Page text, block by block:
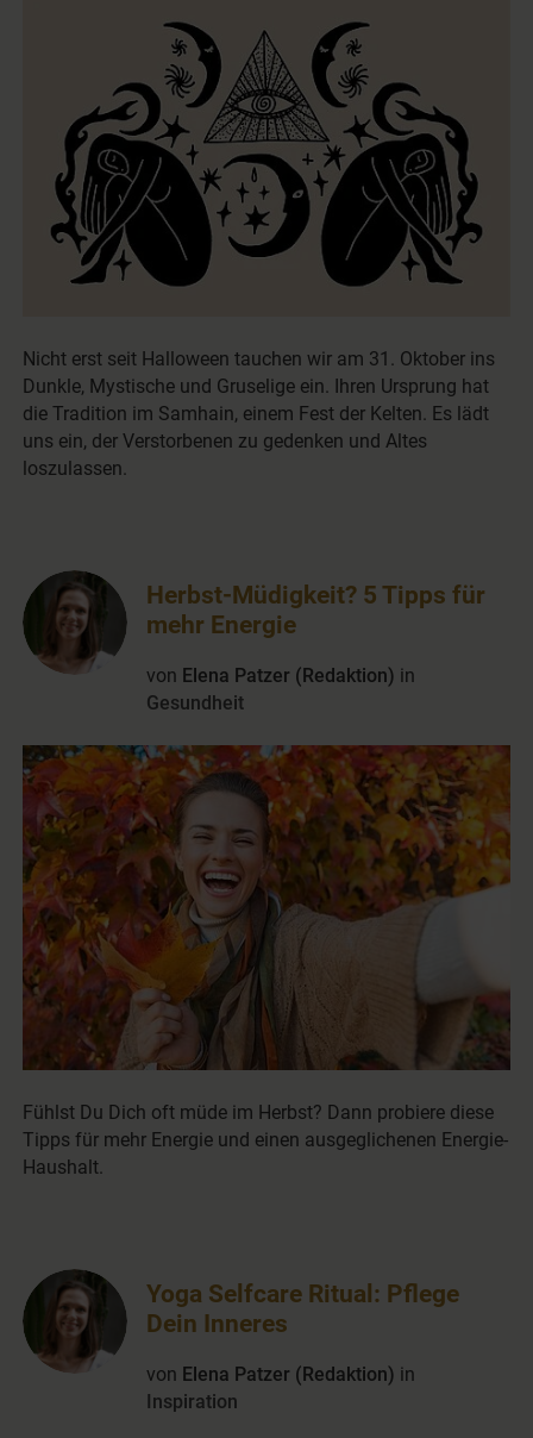
Nicht erst seit Halloween tauchen wir am 31. Oktober ins
Dunkle, Mystische und Gruselige ein. Ihren Ursprung hat
die Tradition im Samhain, einem Fest der Kelten. Es lädt
uns ein, der Verstorbenen zu gedenken und Altes
loszulassen.
Fühlst Du Dich oft müde im Herbst? Dann probiere diese
Tipps für mehr Energie und einen ausgeglichenen Energie-
Haushalt.
Herbst-Müdigkeit? 5 Tipps für
mehr Energie
von Elena Patzer (Redaktion) in
Gesundheit
Yoga Selfcare Ritual: Pflege
Dein Inneres
von Elena Patzer (Redaktion) in
Inspiration